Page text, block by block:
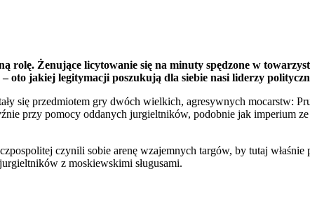
Żenujące licytowanie się na minuty spędzone w
oto jakiej legitymacji poszukują dla siebie nasi liderzy
się przedmiotem gry dwóch wielkich, agresywnych mocarstw:
przy pomocy oddanych jurgieltników, podobnie jak imperium
czynili sobie arenę wzajemnych targów, by tutaj
z moskiewskimi sługusami.